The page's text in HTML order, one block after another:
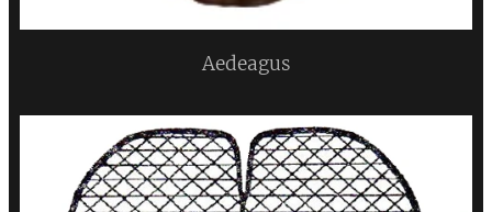
Aedeagus